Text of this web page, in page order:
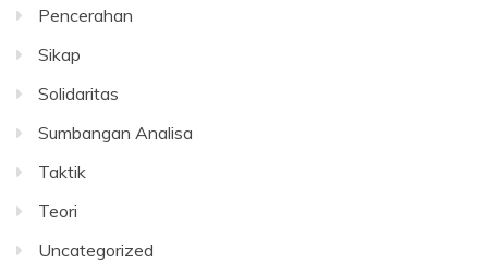
Pencerahan
Sikap
Solidaritas
Sumbangan Analisa
Taktik
Teori
Uncategorized